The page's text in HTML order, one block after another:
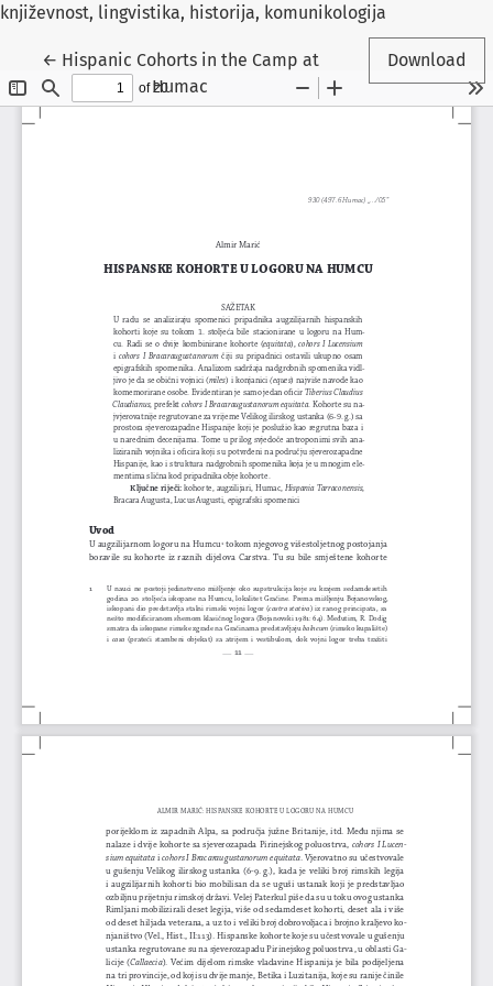
književnost, lingvistika, historija, komunikologija
← Return to Article Details
Hispanic Cohorts in the Camp at
Humac
Download